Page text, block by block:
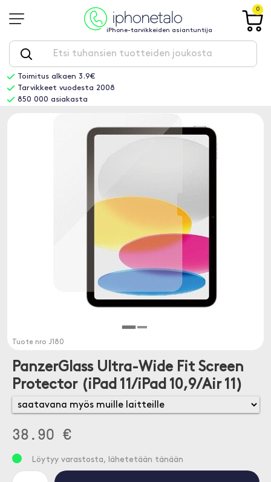
iPhone-tarvikkeiden asiantuntija
0
Toimitus alkaen 3.9€
Tarvikkeet vuodesta 2008
850 000 asiakasta
Tuote nro J180
PanzerGlass Ultra-Wide Fit Screen
Protector (iPad 11/iPad 10,9/Air 11)
38.90 €
Löytyy varastosta, lähetetään tänään